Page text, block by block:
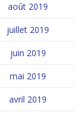
août 2019
juillet 2019
juin 2019
mai 2019
avril 2019